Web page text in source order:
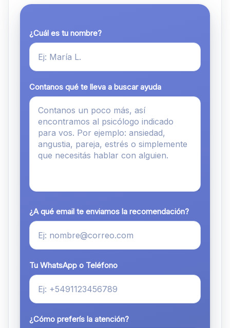
¿Cuál es tu nombre?
Contanos qué te lleva a buscar ayuda
¿A qué email te enviamos la recomendación?
Tu WhatsApp o Teléfono
¿Cómo preferís la atención?